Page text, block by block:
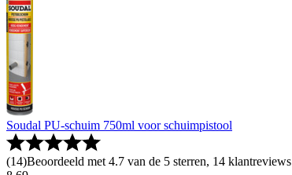
Soudal PU-schuim 750ml voor schuimpistool
(14)Beoordeeld met 4.7 van de 5 sterren, 14 klantreviews